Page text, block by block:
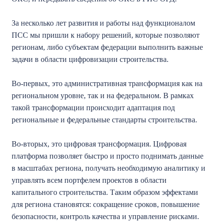
За несколько лет развития и работы над функционалом
ПСС мы пришли к набору решений, которые позволяют
регионам, либо субъектам федерации выполнить важные
задачи в области цифровизации строительства.
Во-первых, это административная трансформация как на
региональном уровне, так и на федеральном. В рамках
такой трансформации происходит адаптация под
региональные и федеральные стандарты строительства.
Во-вторых, это цифровая трансформация. Цифровая
платформа позволяет быстро и просто поднимать данные
в масштабах региона, получать необходимую аналитику и
управлять всем портфелем проектов в области
капитального строительства. Таким образом эффектами
для региона становятся: сокращение сроков, повышение
безопасности, контроль качества и управление рисками.